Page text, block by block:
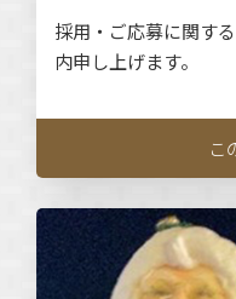
採用・ご応募に関す
内申し上げます。
こ